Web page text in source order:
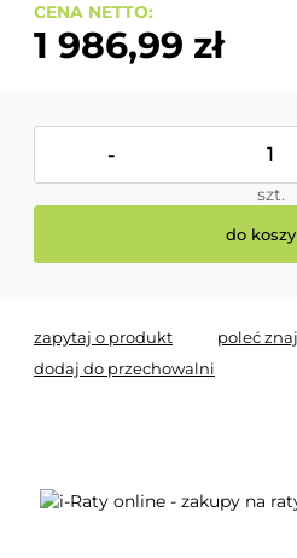
CENA NETTO:
1 986,99 zł
-
szt.
do
zapytaj o produkt poleć
dodaj do przechowalni